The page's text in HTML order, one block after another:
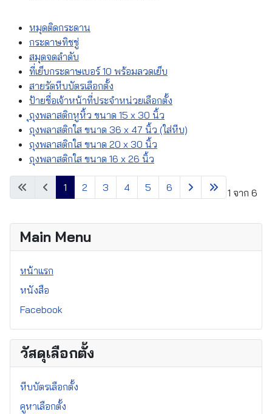
หมุดติดกระดาน
กระดาษทิชชู่
สมุดจดลำดับ
ที่เย็บกระดาษเบอร์ 10 พร้อมลวดเย็บ
สายรัดหีบบัตรเลือกตั้ง
ป้ายชื่อเจ้าหน้าที่ประจำหน่วยเลือกตั้ง
ุถุงพลาสติกหูหิ้ว ขนาด 15 x 30 นิ้ว
ถุงพลาสติกใส ขนาด 36 x 47 นิ้ว (ใส่หีบ)
ถุงพลาสติกใส ขนาด 20 x 30 นิ้ว
ถุงพลาสติกใส ขนาด 16 x 26 นิ้ว
หน้า 1 จาก 6
1 2 3 4 5 6
Main Menu
หน้าแรก
หนังสือ
Facebook
วัสดุเลือกตั้ง
หีบบัตรเลือกตั้ง
คูหาเลือกตั้ง